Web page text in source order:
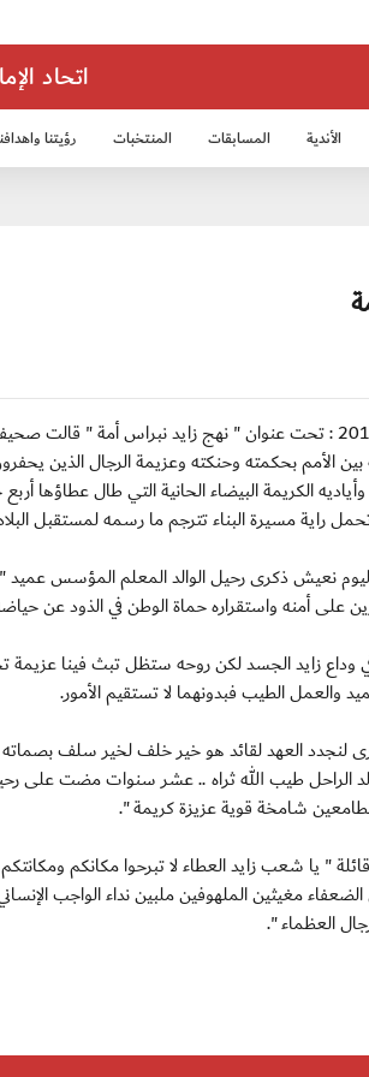
اتحاد
الأندية المسابقات المنتخبات رؤيتنا
وام / الخميس 17 يوليو 2014 : تحت عنوان " نهج زايد نبراس
الأمم بحكمته وحنكته وعزيمة الرجال الذين
وأياديه الكريمة البيضاء الحانية التي طال
راية مسيرة البناء تترجم ما رسمه لمستقبل
نعيش ذكرى رحيل الوالد المعلم المؤسس
على أمنه واستقراره حماة الوطن في الذود عن
زايد الجسد لكن روحه ستظل تبث فينا عزيمة
والعمل الطيب فبدونهما لا تستقيم الأمور.
لنجدد العهد لقائد هو خير خلف لخير سلف بصماته
الراحل طيب الله ثراه .. عشر سنوات مضت على
شامخة قوية عزيزة كريمة ".
" يا شعب زايد العطاء لا تبرحوا مكانكم
الضعفاء مغيثين الملهوفين ملبين نداء الواجب
العظماء ".